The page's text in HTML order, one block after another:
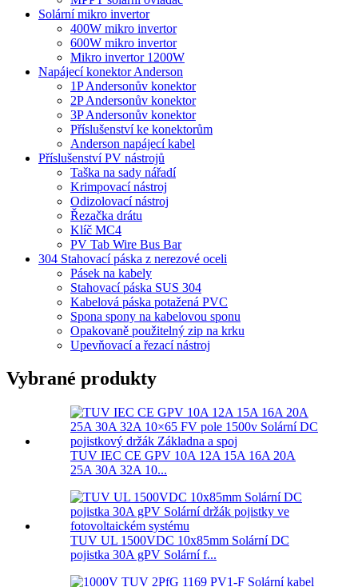
Solární mikro invertor
400W mikro invertor
600W mikro invertor
Mikro invertor 1200W
Napájecí konektor Anderson
1P Andersonův konektor
2P Andersonův konektor
3P Andersonův konektor
Příslušenství ke konektorům
Anderson napájecí kabel
Příslušenství PV nástrojů
Taška na sady nářadí
Krimpovací nástroj
Odizolovací nástroj
Řezačka drátu
Klíč MC4
PV Tab Wire Bus Bar
304 Stahovací páska z nerezové oceli
Pásek na kabely
Stahovací páska SUS 304
Kabelová páska potažená PVC
Spona spony na kabelovou sponu
Opakovaně použitelný zip na krku
Upevňovací a řezací nástroj
Vybrané produkty
TUV IEC CE GPV 10A 12A 15A 16A 20A
25A 30A 32A 10...
TUV UL 1500VDC 10x85mm Solární DC
pojistka 30A gPV Solární f...